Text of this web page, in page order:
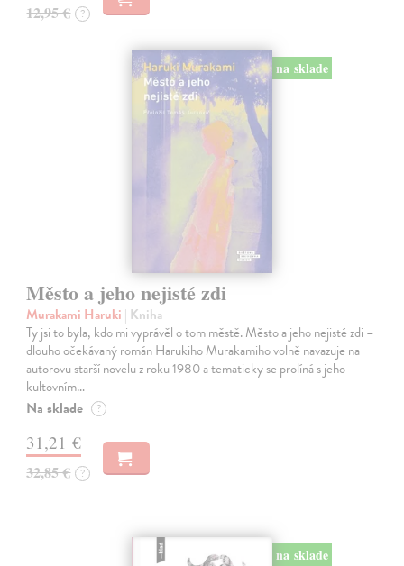
12,95 € ?
na sklade
Město a jeho nejisté zdi
Murakami Haruki | Kniha
Ty jsi to byla, kdo mi vyprávěl o tom městě. Město a jeho nejisté zdi –
dlouho očekávaný román Harukiho Murakamiho volně navazuje na
autorovu starší novelu z roku 1980 a tematicky se prolíná s jeho
kultovním…
Na sklade ?
31,21 €
32,85 € ?
na sklade